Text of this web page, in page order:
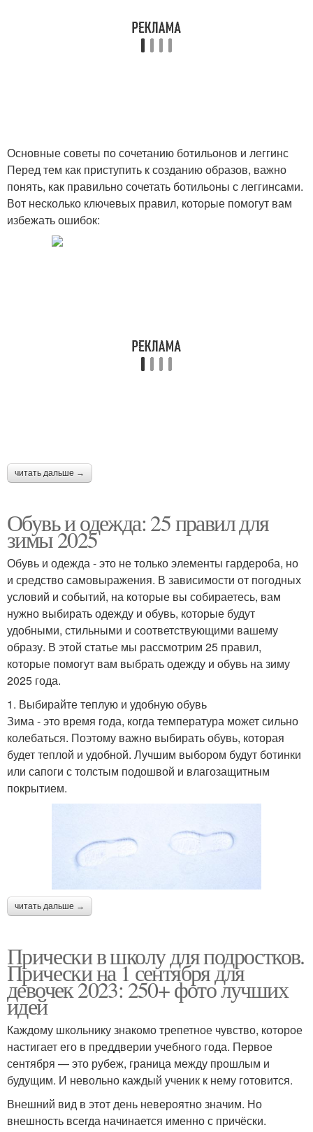
Основные советы по сочетанию ботильонов и леггинс
Перед тем как приступить к созданию образов, важно
понять, как правильно сочетать ботильоны с леггинсами.
Вот несколько ключевых правил, которые помогут вам
избежать ошибок:
читать дальше →
Обувь и одежда: 25 правил для
зимы 2025
Обувь и одежда - это не только элементы гардероба, но
и средство самовыражения. В зависимости от погодных
условий и событий, на которые вы собираетесь, вам
нужно выбирать одежду и обувь, которые будут
удобными, стильными и соответствующими вашему
образу. В этой статье мы рассмотрим 25 правил,
которые помогут вам выбрать одежду и обувь на зиму
2025 года.
1. Выбирайте теплую и удобную обувь
Зима - это время года, когда температура может сильно
колебаться. Поэтому важно выбирать обувь, которая
будет теплой и удобной. Лучшим выбором будут ботинки
или сапоги с толстым подошвой и влагозащитным
покрытием.
читать дальше →
Прически в школу для подростков.
Прически на 1 сентября для
девочек 2023: 250+ фото лучших
идей
Каждому школьнику знакомо трепетное чувство, которое
настигает его в преддверии учебного года. Первое
сентября — это рубеж, граница между прошлым и
будущим. И невольно каждый ученик к нему готовится.
Внешний вид в этот день невероятно значим. Но
внешность всегда начинается именно с причёски.